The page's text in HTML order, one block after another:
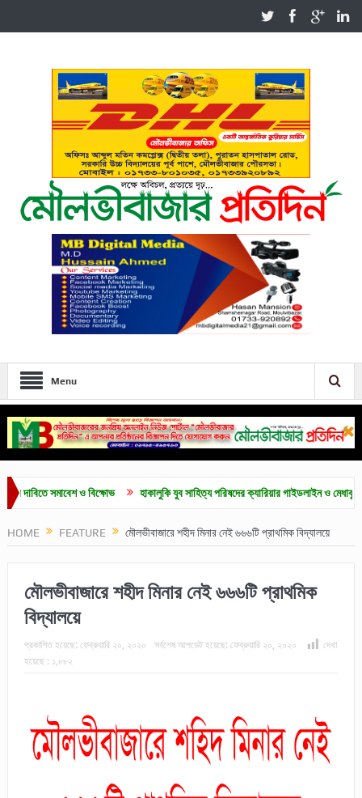
Menu
সমাবেশ ও বিক্ষোভ হাকালুকি যুব সাহিত্য পরিষদের ক্যারিয়ার গাইডলাইন ও মেধাবৃত্তি
HOME FEATURE মৌলভীবাজারে শহীদ মিনার নেই ৬৬৬টি প্রাথমিক বিদ্যালয়ে
মৌলভীবাজারে শহীদ মিনার নেই ৬৬৬টি প্রাথমিক
বিদ্যালয়ে
প্রকাশিত হয়েছে: ফেব্রুয়ারি ২০, ২০২০ সর্বশেষ আপডেট হয়েছে: ফেব্রুয়ারি ২০, ২০২০
দেখা
হয়েছে : ১,৮৮২